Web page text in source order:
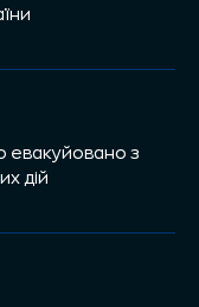
евакуйовано з
дій